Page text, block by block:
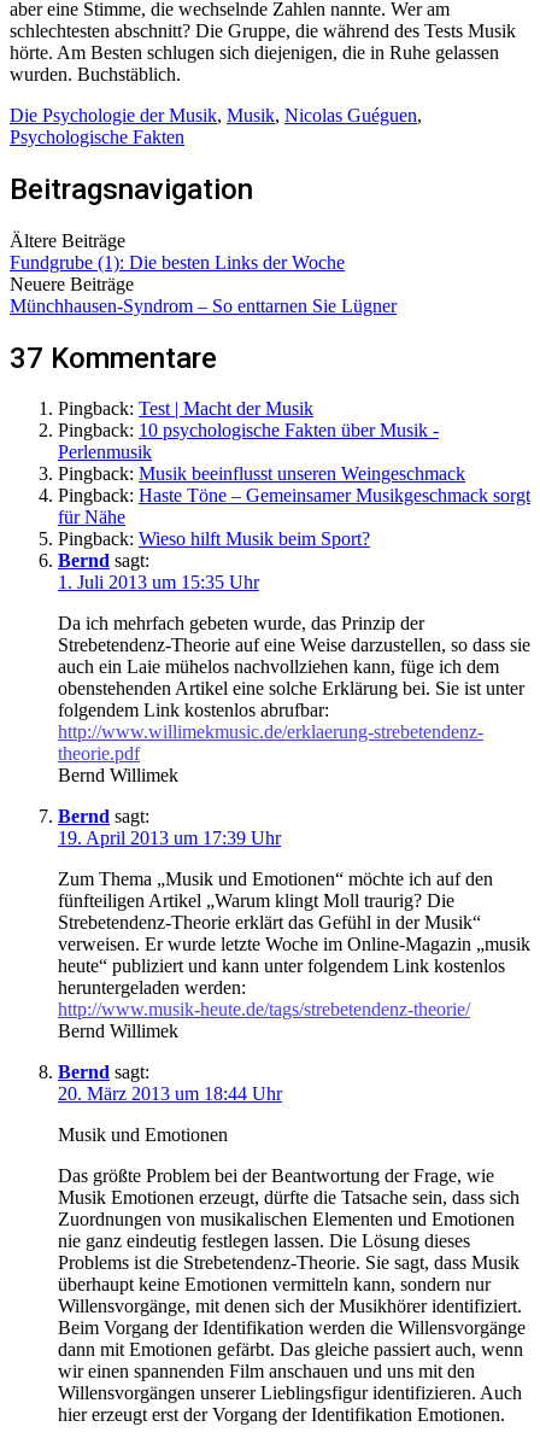
aber eine Stimme, die wechselnde Zahlen nannte. Wer am
schlechtesten abschnitt? Die Gruppe, die während des Tests Musik
hörte. Am Besten schlugen sich diejenigen, die in Ruhe gelassen
wurden. Buchstäblich.
Die Psychologie der Musik, Musik, Nicolas Guéguen,
Psychologische Fakten
Beitragsnavigation
Ältere Beiträge
Fundgrube (1): Die besten Links der Woche
Neuere Beiträge
Münchhausen-Syndrom – So enttarnen Sie Lügner
37 Kommentare
Pingback: Test | Macht der Musik
Pingback: 10 psychologische Fakten über Musik -
Perlenmusik
Pingback: Musik beeinflusst unseren Weingeschmack
Pingback: Haste Töne – Gemeinsamer Musikgeschmack sorgt
für Nähe
Pingback: Wieso hilft Musik beim Sport?
Bernd sagt:
1. Juli 2013 um 15:35 Uhr
Da ich mehrfach gebeten wurde, das Prinzip der
Strebetendenz-Theorie auf eine Weise darzustellen, so dass sie
auch ein Laie mühelos nachvollziehen kann, füge ich dem
obenstehenden Artikel eine solche Erklärung bei. Sie ist unter
folgendem Link kostenlos abrufbar:
http://www.willimekmusic.de/erklaerung-strebetendenz-
theorie.pdf
Bernd Willimek
Bernd sagt:
19. April 2013 um 17:39 Uhr
Zum Thema „Musik und Emotionen“ möchte ich auf den
fünfteiligen Artikel „Warum klingt Moll traurig? Die
Strebetendenz-Theorie erklärt das Gefühl in der Musik“
verweisen. Er wurde letzte Woche im Online-Magazin „musik
heute“ publiziert und kann unter folgendem Link kostenlos
heruntergeladen werden:
http://www.musik-heute.de/tags/strebetendenz-theorie/
Bernd Willimek
Bernd sagt:
20. März 2013 um 18:44 Uhr
Musik und Emotionen
Das größte Problem bei der Beantwortung der Frage, wie
Musik Emotionen erzeugt, dürfte die Tatsache sein, dass sich
Zuordnungen von musikalischen Elementen und Emotionen
nie ganz eindeutig festlegen lassen. Die Lösung dieses
Problems ist die Strebetendenz-Theorie. Sie sagt, dass Musik
überhaupt keine Emotionen vermitteln kann, sondern nur
Willensvorgänge, mit denen sich der Musikhörer identifiziert.
Beim Vorgang der Identifikation werden die Willensvorgänge
dann mit Emotionen gefärbt. Das gleiche passiert auch, wenn
wir einen spannenden Film anschauen und uns mit den
Willensvorgängen unserer Lieblingsfigur identifizieren. Auch
hier erzeugt erst der Vorgang der Identifikation Emotionen.